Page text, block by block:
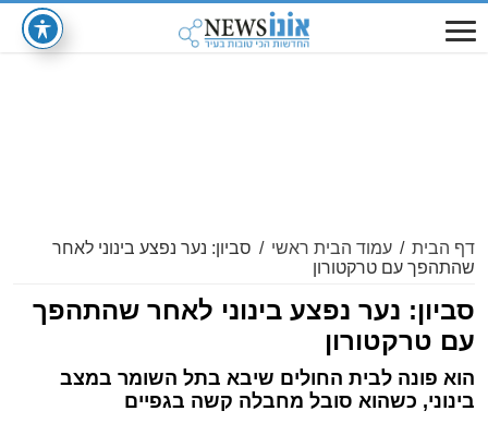
דף הבית / עמוד הבית ראשי / סביון: נער נפצע בינוני לאחר
שהתהפך עם טרקטורון
סביון: נער נפצע בינוני לאחר שהתהפך
עם טרקטורון
הוא פונה לבית החולים שיבא בתל השומר במצב
בינוני, כשהוא סובל מחבלה קשה בגפיים